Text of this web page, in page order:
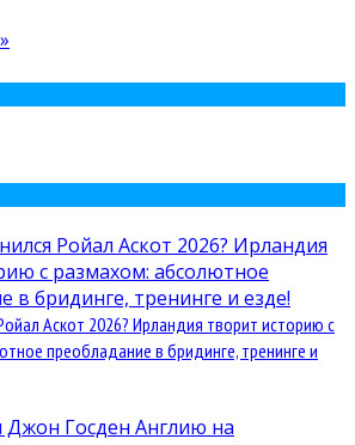
Аскот 2026? Ирландия творит историю с
преобладание в бридинге, тренинге и